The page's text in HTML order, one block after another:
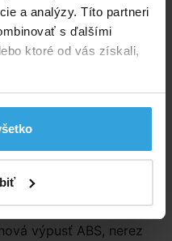
a analýzy. Títo partneri
s ďalšími
ktoré od vás získali,
98,75 EUR
lepením. Smer
výpusť ABS, nerez